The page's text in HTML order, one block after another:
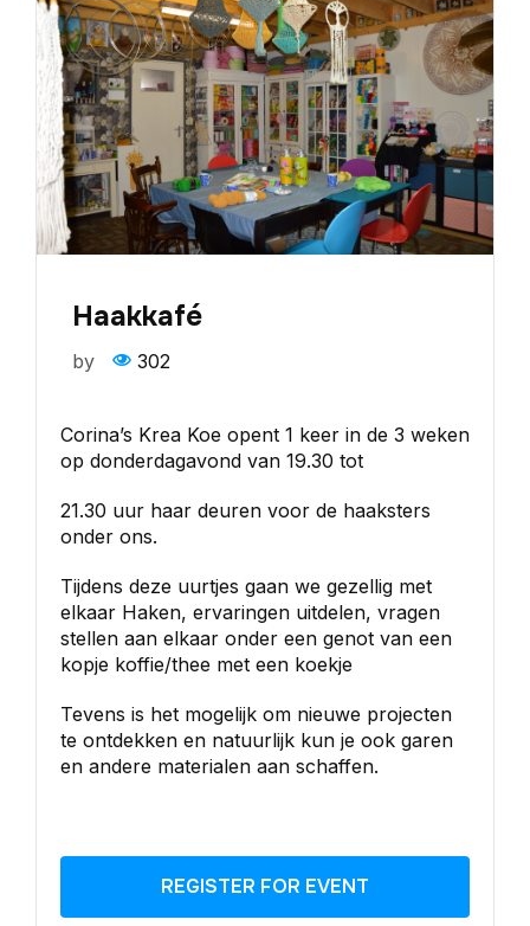
Haakkafé
by 302
Corina’s Krea Koe opent 1 keer in de 3 weken
op donderdagavond van 19.30 tot
21.30 uur haar deuren voor de haaksters
onder ons.
Tijdens deze uurtjes gaan we gezellig met
elkaar Haken, ervaringen uitdelen, vragen
stellen aan elkaar onder een genot van een
kopje koffie/thee met een koekje
Tevens is het mogelijk om nieuwe projecten
te ontdekken en natuurlijk kun je ook garen
en andere materialen aan schaffen.
REGISTER FOR EVENT